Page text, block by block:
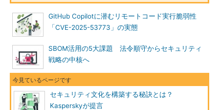
GitHub Copilotに潜むリモートコード実行脆弱性
「CVE-2025-53773」の実態
SBOM活用の5大課題 法令順守からセキュリティ
戦略の中核へ
セキュリティ文化を構築する秘訣とは？
Kasperskyが提言